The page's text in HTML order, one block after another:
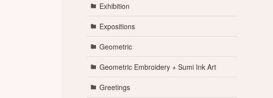
Exhibition
Expositions
Geometric
Geometric Embroidery + Sumi Ink Art
Greetings